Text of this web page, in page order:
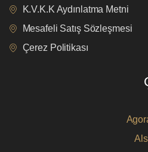
K.V.K.K Aydınlatma Metni
Mesafeli Satış Sözleşmesi
Çerez Politikası